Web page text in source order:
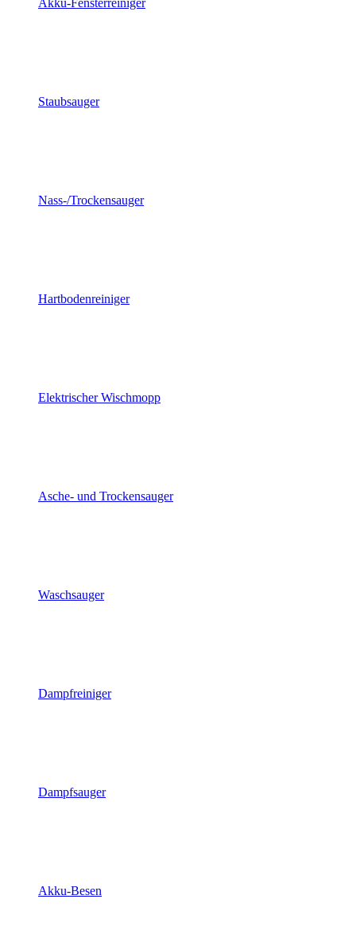
Akku-Fensterreiniger
Staubsauger
Nass-/Trockensauger
Hartbodenreiniger
Elektrischer Wischmopp
Asche- und Trockensauger
Waschsauger
Dampfreiniger
Dampfsauger
Akku-Besen